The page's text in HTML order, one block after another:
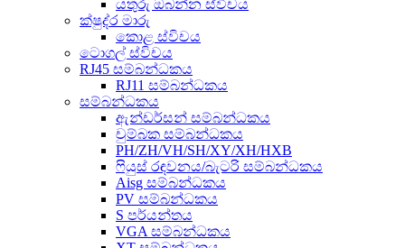
යතුරු ඔබන්න ස්විචය
ක්ෂුද්ර මාරු
කොළ ස්විචය
ටොගල් ස්විචය
RJ45 සම්බන්ධකය
RJ11 සම්බන්ධකය
සම්බන්ධකය
ඇන්ඩර්සන් සම්බන්ධකය
චුම්බක සම්බන්ධකය
PH/ZH/VH/SH/XY/XH/HXB
ෆියුස් රඳවනය/බැටරි සම්බන්ධකය
Aisg සම්බන්ධකය
PV සම්බන්ධකය
S පර්යන්තය
VGA සම්බන්ධකය